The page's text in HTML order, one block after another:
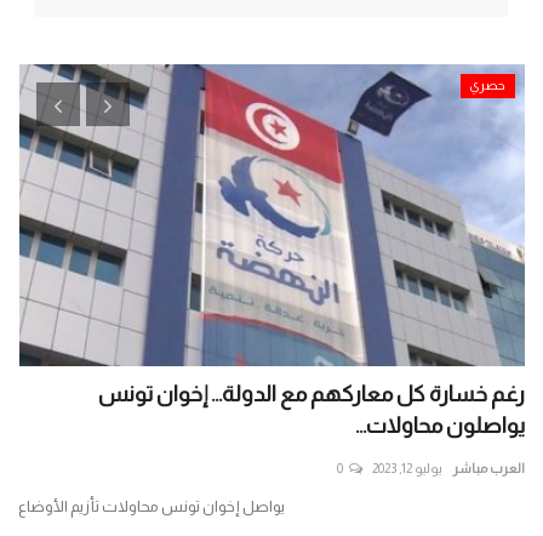
حصري
رغم خسارة كل معاركهم مع الدولة... إخوان تونس
يواصلون محاولات...
العرب مباشر يوليو 12, 2023 0
يواصل إخوان تونس محاولات تأزيم الأوضاع